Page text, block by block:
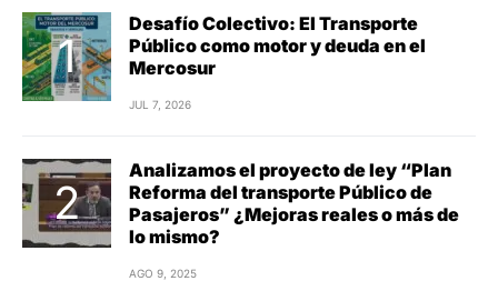
Desafío Colectivo: El Transporte
Público como motor y deuda en el
Mercosur
JUL 7, 2026
Analizamos el proyecto de ley “Plan
Reforma del transporte Público de
Pasajeros” ¿Mejoras reales o más de
lo mismo?
AGO 9, 2025